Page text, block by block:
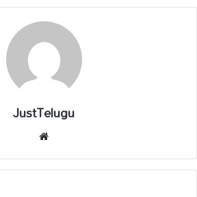
JustTelugu
bsi
te